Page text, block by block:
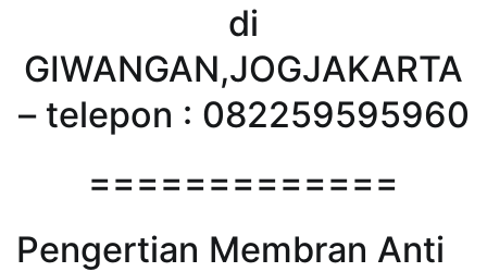
di
GIWANGAN,JOGJAKARTA
– telepon : 082259595960
=============
Pengertian Membran Anti